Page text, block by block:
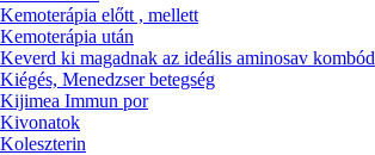
Kemoterápia előtt , mellett
Kemoterápia után
Keverd ki magadnak az ideális aminosav kombód
Kiégés, Menedzser betegség
Kijimea Immun por
Kivonatok
Koleszterin